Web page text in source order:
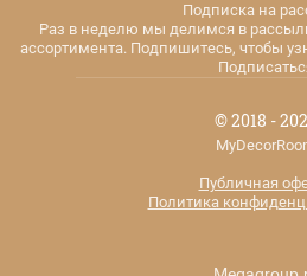
Подписка на
Раз в неделю мы делимся в
ассортимента. Подпишитесь, чтобы
© 2018 -
Публичная
Политика